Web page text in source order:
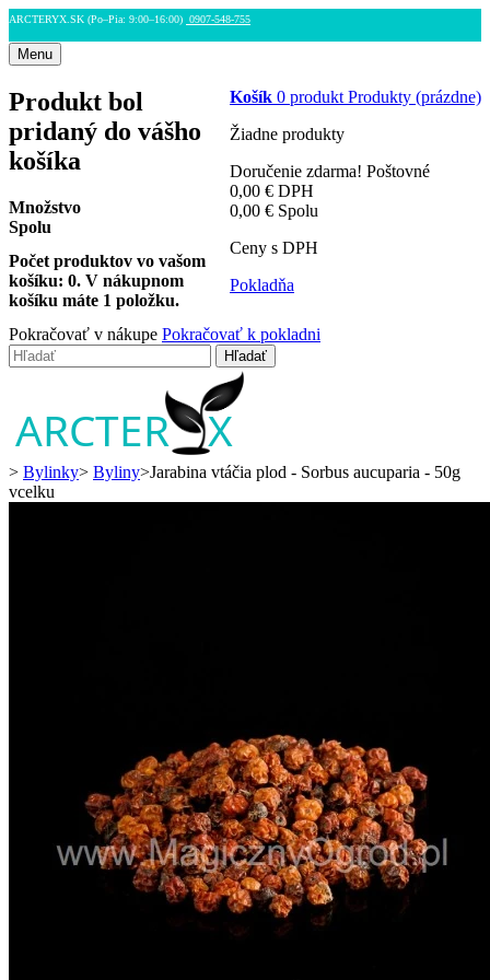
ARCTERYX.SK (Po–Pia: 9:00–16:00) 0907-548-755
Menu
Košík 0 produkt Produkty (prázdne)
Žiadne produkty
Doručenie zdarma! Poštovné
0,00 € DPH
0,00 € Spolu
Ceny s DPH
Pokladňa
Produkt bol
pridaný do vášho
košíka
Množstvo
Spolu
Počet produktov vo vašom
košíku: 0. V nákupnom
košíku máte 1 položku.
Pokračovať v nákupe Pokračovať k pokladni
Hľadať
> Bylinky> Byliny>Jarabina vtáčia plod - Sorbus aucuparia - 50g
vcelku